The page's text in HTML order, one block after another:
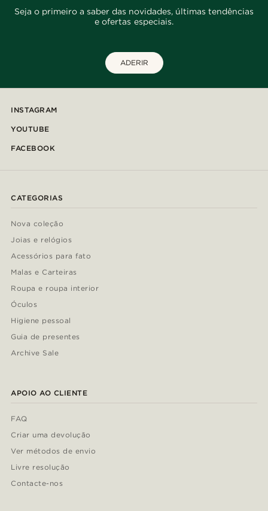
Seja o primeiro a saber das novidades, últimas tendências
e ofertas especiais.
ADERIR
INSTAGRAM
YOUTUBE
FACEBOOK
CATEGORIAS
Nova coleção
Joias e relógios
Acessórios para fato
Malas e Carteiras
Roupa e roupa interior
Óculos
Higiene pessoal
Guia de presentes
Archive Sale
APOIO AO CLIENTE
FAQ
Criar uma devolução
Ver métodos de envio
Livre resolução
Contacte-nos